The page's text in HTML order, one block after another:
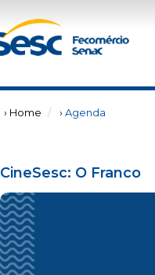
› Home › Agenda
CineSesc: O Franco